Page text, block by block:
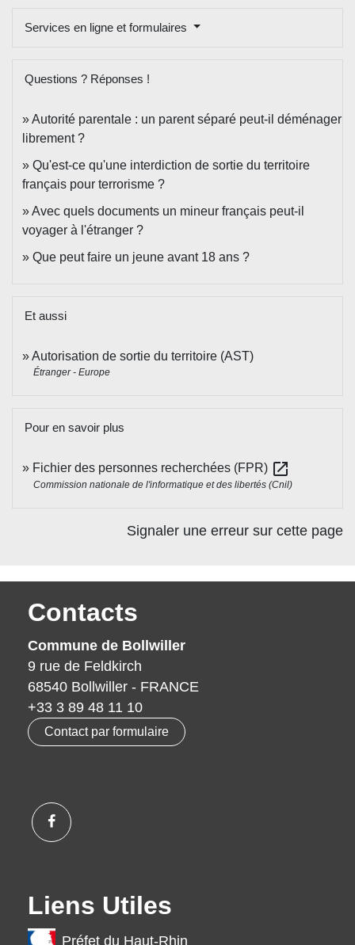
Services en ligne et formulaires
Questions ? Réponses !
Autorité parentale : un parent séparé peut-il déménager
librement ?
Qu'est-ce qu'une interdiction de sortie du territoire
français pour terrorisme ?
Avec quels documents un mineur français peut-il
voyager à l'étranger ?
Que peut faire un jeune avant 18 ans ?
Et aussi
Autorisation de sortie du territoire (AST)
Étranger - Europe
Pour en savoir plus
Fichier des personnes recherchées (FPR) open_in_new
Commission nationale de l'informatique et des libertés (Cnil)
Signaler une erreur sur cette page
Contacts
Commune de Bollwiller
9 rue de Feldkirch
68540 Bollwiller - FRANCE
+33 3 89 48 11 10
Contact par formulaire
Liens Utiles
Préfet du Haut-Rhin